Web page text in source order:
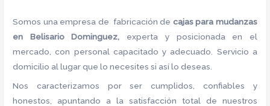
Somos una empresa de fabricación de cajas para mudanzas
en Belisario Dominguez, experta y posicionada en el
mercado, con personal capacitado y adecuado. Servicio a
domicilio al lugar que lo necesites si así lo deseas.
Nos caracterizamos por ser cumplidos, confiables y
honestos, apuntando a la satisfacción total de nuestros